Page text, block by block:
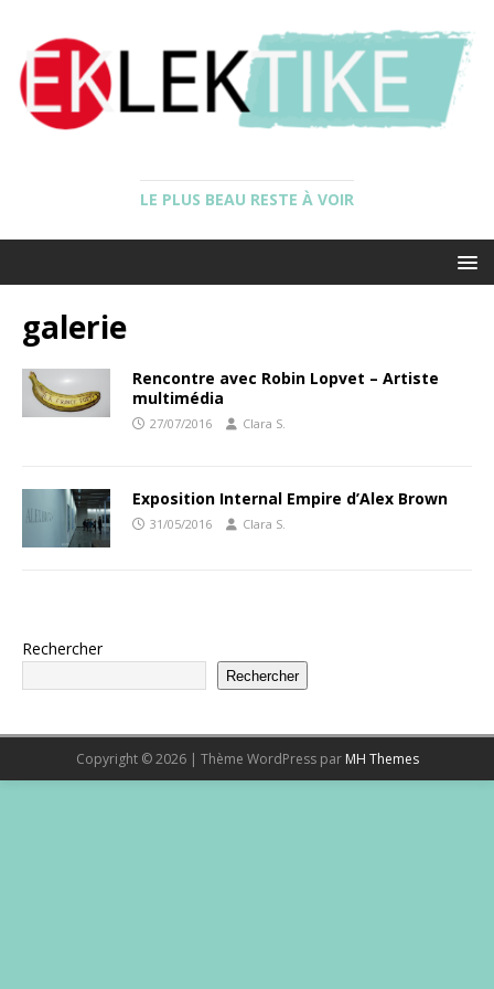
LE PLUS BEAU RESTE À VOIR
galerie
Rencontre avec Robin Lopvet – Artiste
multimédia
27/07/2016 Clara S.
Exposition Internal Empire d’Alex Brown
31/05/2016 Clara S.
Rechercher
Rechercher
Copyright © 2026 | Thème WordPress par MH Themes